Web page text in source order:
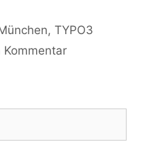
,TYPO3
Kommentar